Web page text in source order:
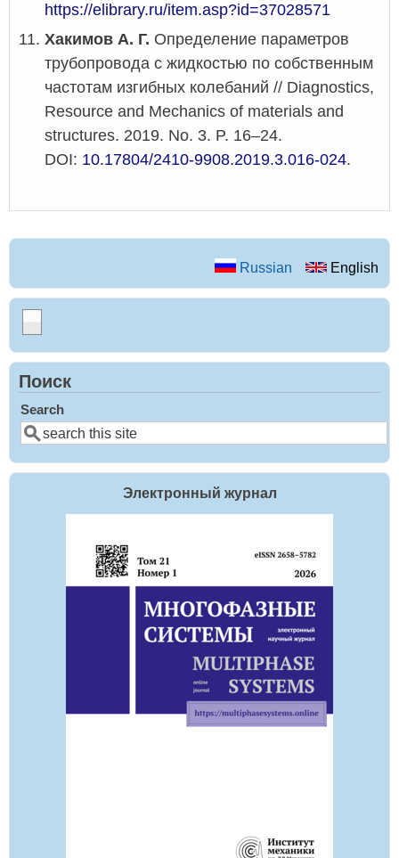
https://elibrary.ru/item.asp?id=37028571
Хакимов А. Г. Определение параметров
трубопровода с жидкостью по собственным
частотам изгибных колебаний // Diagnostics,
Resource and Mechanics of materials and
structures. 2019. No. 3. P. 16–24.
DOI: 10.17804/2410-9908.2019.3.016-024.
Russian English
Поиск
Search
Электронный журнал